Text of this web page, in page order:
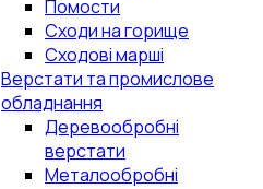
Помости
Сходи на горище
Сходові марші
Верстати та промислове
обладнання
Деревообробні
верстати
Металообробні